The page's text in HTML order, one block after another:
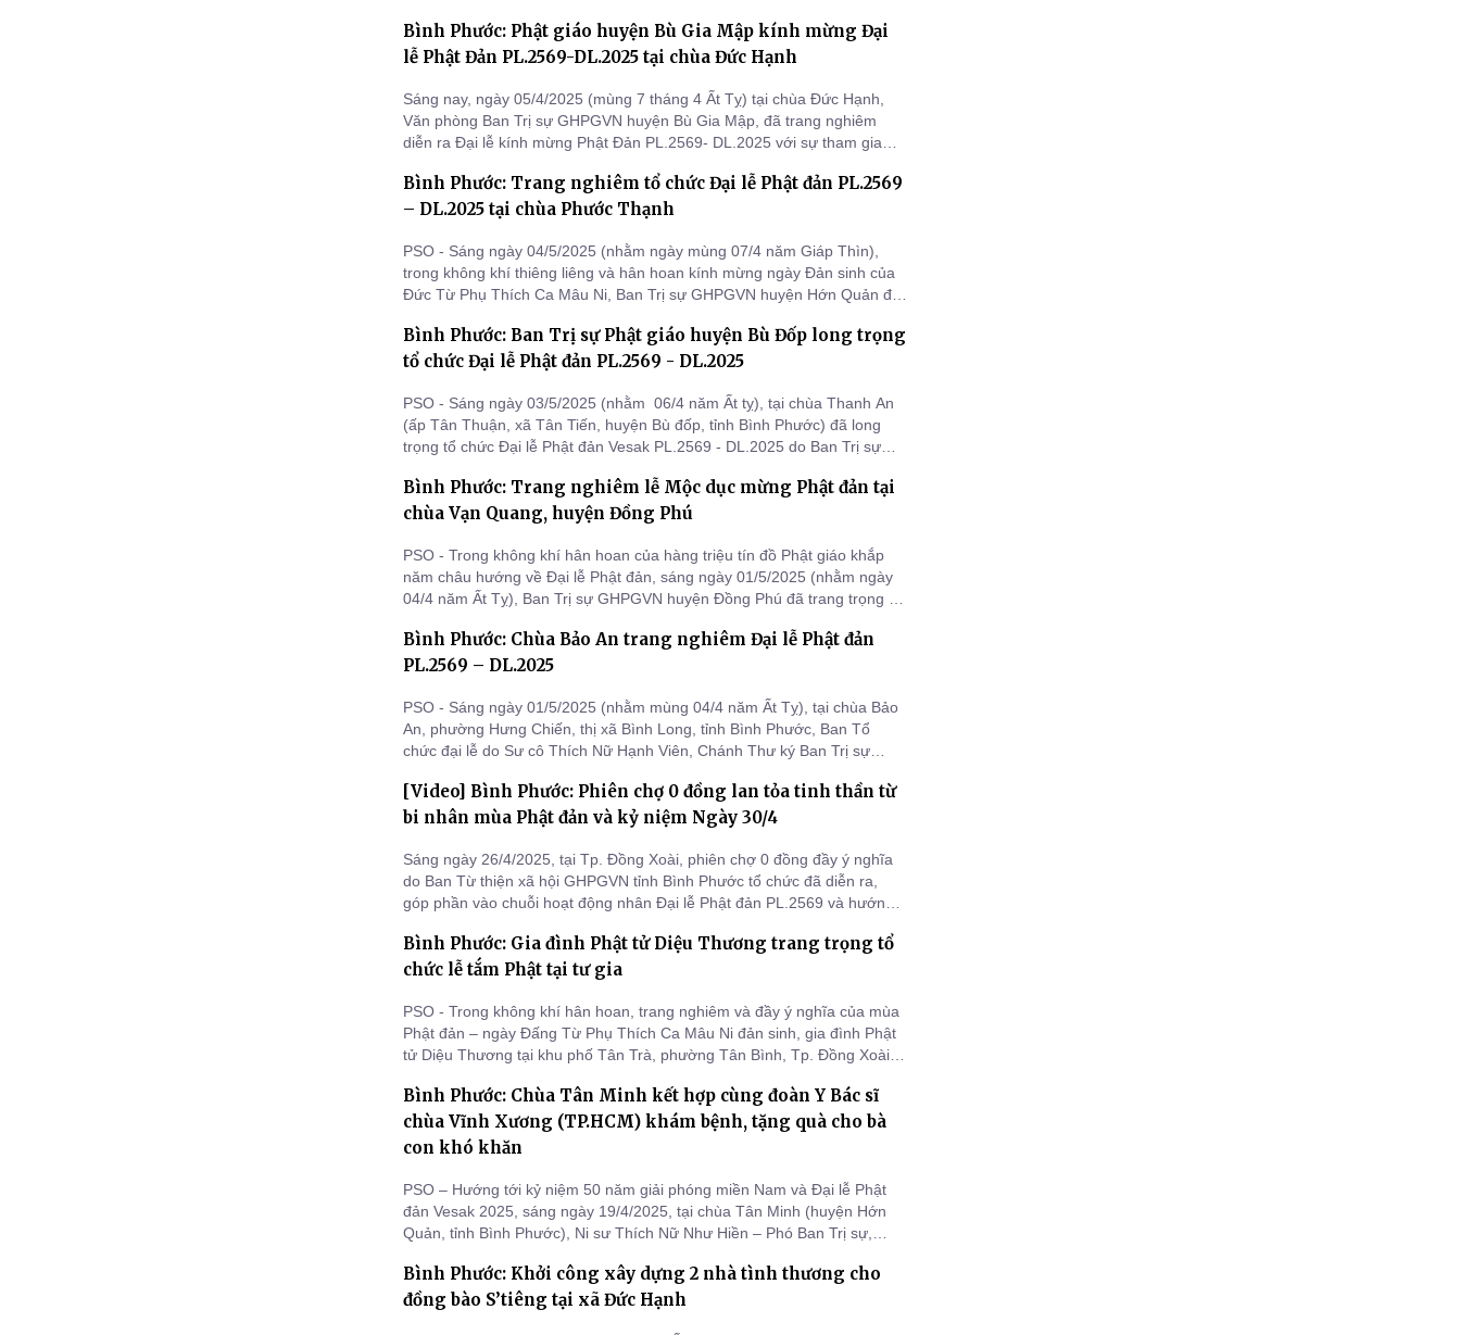
về tham dự.
Bình Phước: Phật giáo huyện Bù Gia Mập kính mừng Đại
lễ Phật Đản PL.2569-DL.2025 tại chùa Đức Hạnh
Sáng nay, ngày 05/4/2025 (mùng 7 tháng 4 Ất Tỵ) tại chùa Đức Hạnh,
Văn phòng Ban Trị sự GHPGVN huyện Bù Gia Mập, đã trang nghiêm
diễn ra Đại lễ kính mừng Phật Đản PL.2569- DL.2025 với sự tham gia
Bình Phước: Trang nghiêm tổ chức Đại lễ Phật đản PL.2569
– DL.2025 tại chùa Phước Thạnh
PSO - Sáng ngày 04/5/2025 (nhằm ngày mùng 07/4 năm Giáp Thìn),
trong không khí thiêng liêng và hân hoan kính mừng ngày Đản sinh của
Đức Từ Phụ Thích Ca Mâu Ni, Ban Trị sự GHPGVN huyện Hớn Quản đã
chùa Phước Thạnh, xã Đồng Nơ, huyện Hớn Quản, tỉnh Bình Phước.
Bình Phước: Ban Trị sự Phật giáo huyện Bù Đốp long trọng
tổ chức Đại lễ Phật đản PL.2569 - DL.2025
PSO - Sáng ngày 03/5/2025 (nhằm 06/4 năm Ất tỵ), tại chùa Thanh An
(ấp Tân Thuận, xã Tân Tiến, huyện Bù đốp, tỉnh Bình Phước) đã long
trọng tổ chức Đại lễ Phật đản Vesak PL.2569 - DL.2025 do Ban Trị sự
Bình Phước: Trang nghiêm lễ Mộc dục mừng Phật đản tại
chùa Vạn Quang, huyện Đồng Phú
PSO - Trong không khí hân hoan của hàng triệu tín đồ Phật giáo khắp
năm châu hướng về Đại lễ Phật đản, sáng ngày 01/5/2025 (nhằm ngày
04/4 năm Ất Tỵ), Ban Trị sự GHPGVN huyện Đồng Phú đã trang trọng tổ
Bình Phước: Chùa Bảo An trang nghiêm Đại lễ Phật đản
PL.2569 – DL.2025
PSO - Sáng ngày 01/5/2025 (nhằm mùng 04/4 năm Ất Tỵ), tại chùa Bảo
An, phường Hưng Chiến, thị xã Bình Long, tỉnh Bình Phước, Ban Tổ
chức đại lễ do Sư cô Thích Nữ Hạnh Viên, Chánh Thư ký Ban Trị sự
trọng tổ chức Đại lễ Phật đản PL.2569 – DL.2025.
[Video] Bình Phước: Phiên chợ 0 đồng lan tỏa tinh thần từ
bi nhân mùa Phật đản và kỷ niệm Ngày 30/4
Sáng ngày 26/4/2025, tại Tp. Đồng Xoài, phiên chợ 0 đồng đầy ý nghĩa
do Ban Từ thiện xã hội GHPGVN tỉnh Bình Phước tổ chức đã diễn ra,
góp phần vào chuỗi hoạt động nhân Đại lễ Phật đản PL.2569 và hướng
đồng thời thiết thực kỷ niệm 50 năm Ngày Giải phóng miền Nam
(30/4/1975 - 30/4/2
Bình Phước: Gia đình Phật tử Diệu Thương trang trọng tổ
chức lễ tắm Phật tại tư gia
PSO - Trong không khí hân hoan, trang nghiêm và đầy ý nghĩa của mùa
Phật đản – ngày Đấng Từ Phụ Thích Ca Mâu Ni đản sinh, gia đình Phật
tử Diệu Thương tại khu phố Tân Trà, phường Tân Bình, Tp. Đồng Xoài
và tri ân công hạnh cao cả của Ngài.
Bình Phước: Chùa Tân Minh kết hợp cùng đoàn Y Bác sĩ
chùa Vĩnh Xương (TP.HCM) khám bệnh, tặng quà cho bà
con khó khăn
PSO – Hướng tới kỷ niệm 50 năm giải phóng miền Nam và Đại lễ Phật
đản Vesak 2025, sáng ngày 19/4/2025, tại chùa Tân Minh (huyện Hớn
Quản, tỉnh Bình Phước), Ni sư Thích Nữ Như Hiền – Phó Ban Trị sự,
hợp cùng đoàn Y Bác sĩ chùa Vĩnh Xương (quận 3, TP.HCM) tổ chức
chương trình kh
Bình Phước: Khởi công xây dựng 2 nhà tình thương cho
đồng bào S’tiêng tại xã Đức Hạnh